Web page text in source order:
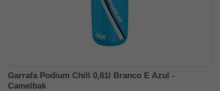
Garrafa Podium Chill 0,61l Branco E Azul -
Camelbak